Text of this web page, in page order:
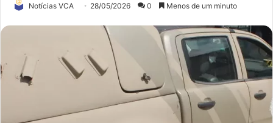
Notícias VCA 28/05/2026 0 Menos de um minuto